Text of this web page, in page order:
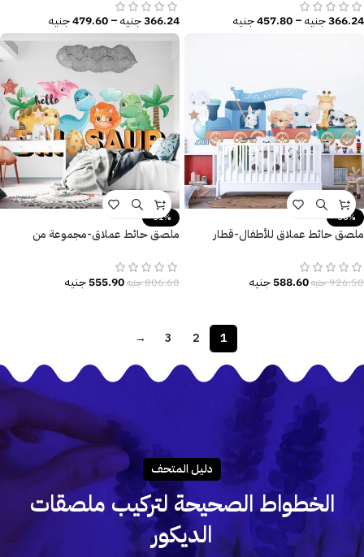
366.24جنيه–
457.80جنيه
366.24جنيه–
479.60جنيه
-36%
ملصق حائط عملاق للأطفال-قطار
926.50جنيه588.60جنيه
-31%
ملصق حائط عملاق-مجموعة من
806.60جنيه555.90جنيه
1
2
3
→
دليـل المتحـف
الخطواط الصحيحة لتركيب ملصقات
الديكور